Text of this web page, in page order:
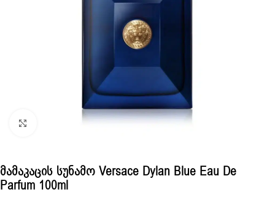
Click to enlarge
Მამაკაცის Სუნამო Versace Dylan Blue Eau De
Parfum 100ml